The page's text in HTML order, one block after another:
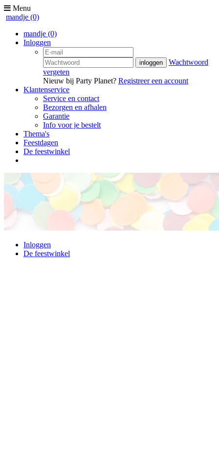
Menu
mandje (0)
mandje (0)
Inloggen
Wachtwoord
vergeten
Nieuw bij Party Planet? Registreer een account
Klantenservice
Service en contact
Bezorgen en afhalen
Garantie
Info voor je bestelt
Thema's
Feestdagen
De feestwinkel
Inloggen
De feestwinkel